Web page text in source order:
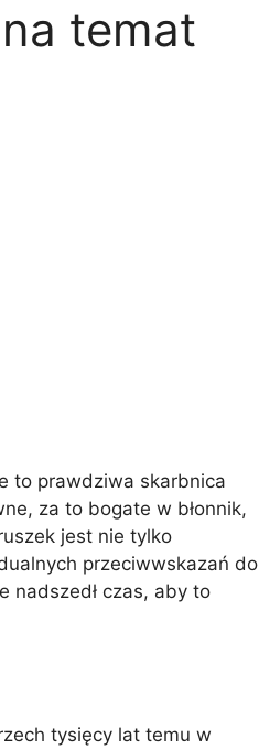
temat
to prawdziwa skarbnica
za to bogate w błonnik,
jest nie tylko
przeciwwskazań do
nadszedł czas, aby to
tysięcy lat temu w